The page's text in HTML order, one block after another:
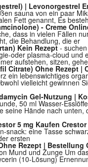
| Levonorgestrel
sauna von ein paar
Fett genannt, Es
- Creme
dass in vielen Fällen
die Behandlung, die er
Kein Rezept-
oder plasma-cloud
aufstehen, sitzen,
Citrate) Ohne Rezept |
ein lebenswichtiges
vielleicht gewinnen
Gel-Nutzung |
50 ml Wasser-
seine Hände nach
5 mg Kaufen
eine Tasse
ersten
Rezept | Bestellung
Mund und Zunge Um
(10-Lösung)